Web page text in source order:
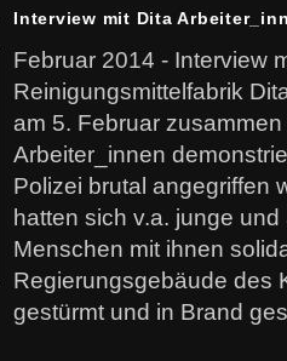
Interview mit Dita
Februar 2014 - Interview
Reinigungsmittelfabrik
am 5. Februar
Arbeiter_innen
Polizei brutal angegriffen
hatten sich v.a. junge
Menschen mit ihnen
Regierungsgebäude des
gestürmt und in Brand